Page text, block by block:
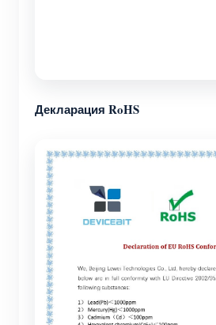
Декларация RoHS